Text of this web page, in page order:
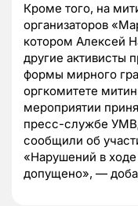
Кроме того, на
организаторов
котором Алексей
другие активисты
формы мирного
оргкомитете
мероприятии
пресс-службе
сообщили об
«Нарушений в
допущено», —